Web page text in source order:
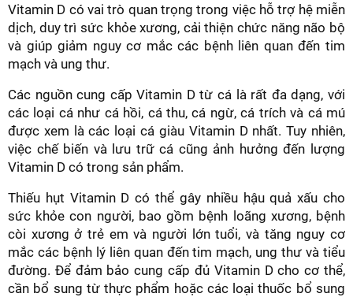
Vitamin D có vai trò quan trọng trong việc hỗ trợ hệ miễn
dịch, duy trì sức khỏe xương, cải thiện chức năng não bộ
và giúp giảm nguy cơ mắc các bệnh liên quan đến tim
mạch và ung thư.
Các nguồn cung cấp Vitamin D từ cá là rất đa dạng, với
các loại cá như cá hồi, cá thu, cá ngừ, cá trích và cá mú
được xem là các loại cá giàu Vitamin D nhất. Tuy nhiên,
việc chế biến và lưu trữ cá cũng ảnh hưởng đến lượng
Vitamin D có trong sản phẩm.
Thiếu hụt Vitamin D có thể gây nhiều hậu quả xấu cho
sức khỏe con người, bao gồm bệnh loãng xương, bệnh
còi xương ở trẻ em và người lớn tuổi, và tăng nguy cơ
mắc các bệnh lý liên quan đến tim mạch, ung thư và tiểu
đường. Để đảm bảo cung cấp đủ Vitamin D cho cơ thể,
cần bổ sung từ thực phẩm hoặc các loại thuốc bổ sung